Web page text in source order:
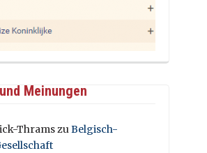
Meinungen
ThramszuBelgisch-